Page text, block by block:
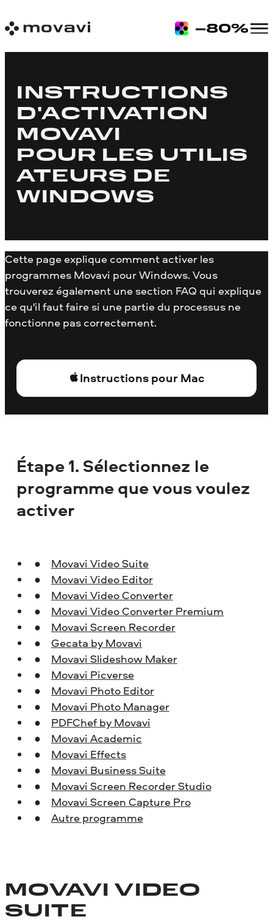
INSTRUCTIONS
D'ACTIVATION
MOVAVI
POUR LES UTILIS
ATEURS DE
WINDOWS
Cette page explique comment activer les
programmes Movavi pour Windows. Vous
trouverez également une section FAQ qui explique
ce qu'il faut faire si une partie du processus ne
fonctionne pas correctement.
Instructions pour Mac
Étape 1. Sélectionnez le
programme que vous voulez
activer
Movavi Video Suite
Movavi Video Editor
Movavi Video Converter
Movavi Video Converter Premium
Movavi Screen Recorder
Gecata by Movavi
Movavi Slideshow Maker
Movavi Picverse
Movavi Photo Editor
Movavi Photo Manager
PDFChef by Movavi
Movavi Academic
Movavi Effects
Movavi Business Suite
Movavi Screen Recorder Studio
Movavi Screen Capture Pro
Autre programme
MOVAVI VIDEO
SUITE